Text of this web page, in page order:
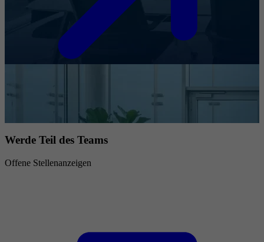
Werde Teil des Teams
Offene Stellenanzeigen